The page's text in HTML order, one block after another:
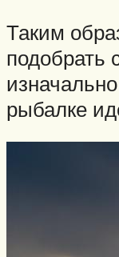
Таким
подобрать
рыбалке